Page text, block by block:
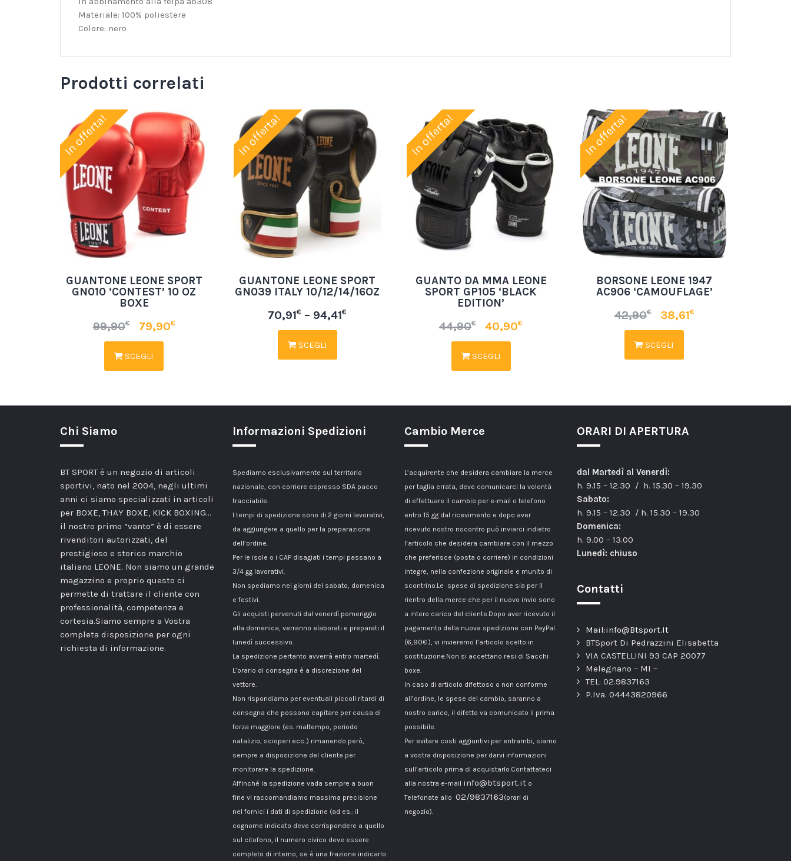
Materiale: 100% poliestere
Colore: nero
Prodotti correlati
In offerta!
GUANTONE LEONE SPORT
GN010 ‘CONTEST’ 10 OZ
BOXE
99,90€ 79,90€
SCEGLI
In offerta!
GUANTONE LEONE SPORT
GN039 ITALY 10/12/14/16OZ
70,91€ – 94,41€
SCEGLI
In offerta!
GUANTO DA MMA LEONE
SPORT GP105 ‘BLACK
EDITION’
44,90€ 40,90€
SCEGLI
In offerta!
BORSONE LEONE 1947
AC906 ‘CAMOUFLAGE’
42,90€ 38,61€
SCEGLI
Chi Siamo
BT SPORT è un negozio di articoli
sportivi, nato nel 2004, negli ultimi
anni ci siamo specializzati in articoli
per BOXE, THAY BOXE, KICK BOXING…
il nostro primo “vanto” è di essere
rivenditori autorizzati, del
prestigioso e storico marchio
italiano LEONE. Non siamo un grande
magazzino e proprio questo ci
permette di trattare il cliente con
professionalità, competenza e
cortesia.Siamo sempre a Vostra
completa disposizione per ogni
richiesta di informazione.
Informazioni Spedizioni
Spediamo esclusivamente sul territorio
nazionale, con corriere espresso SDA pacco
tracciabile.
I tempi di spedizione sono di 2 giorni lavorativi,
da aggiungere a quello per la preparazione
dell’ordine.
Per le isole o i CAP disagiati i tempi passano a
3/4 gg lavorativi.
Non spediamo nei giorni del sabato, domenica
e festivi.
Gli acquisti pervenuti dal venerdì pomeriggio
alla domenica, verranno elaborati e preparati il
lunedì successivo.
La spedizione pertanto avverrà entro martedì.
L’orario di consegna è a discrezione del
vettore.
Non rispondiamo per eventuali piccoli ritardi di
consegna che possono capitare per causa di
forza maggiore (es. maltempo, periodo
natalizio, scioperi ecc..) rimanendo però,
sempre a disposizione del cliente per
monitorare la spedizione.
Affinché la spedizione vada sempre a buon
fine vi raccomandiamo massima precisione
nel fornici i dati di spedizione (ad es.: il
cognome indicato deve corrispondere a quello
sul citofono, il numero civico deve essere
completo di interno, se è una frazione indicarlo
Cambio Merce
L’acquirente che desidera cambiare la merce
per taglia errata, deve comunicarci la volontà
di effettuare il cambio per e-mail o telefono
entro 15 gg dal ricevimento e dopo aver
ricevuto nostro riscontro può inviarci indietro
l’articolo che desidera cambiare con il mezzo
che preferisce (posta o corriere) in condizioni
integre, nella confezione originale e munito di
scontrino.Le spese di spedizione sia per il
rientro della merce che per il nuovo invio sono
a intero carico del cliente.Dopo aver ricevuto il
pagamento della nuova spedizione con PayPal
(6,90€ ), vi invieremo l’articolo scelto in
sostituzione.Non si accettano resi di Sacchi
boxe.
In caso di articolo difettoso o non conforme
all’ordine, le spese del cambio, saranno a
nostro carico, il difetto va comunicato il prima
possibile.
Per evitare costi aggiuntivi per entrambi, siamo
a vostra disposizione per darvi informazioni
sull’articolo prima di acquistarlo.Contattateci
alla nostra e-mail info@btsport.it o
Telefonate allo 02/9837163(orari di
negozio).
ORARI DI APERTURA
dal Martedì al Venerdì:
h. 9.15 – 12.30 / h. 15.30 – 19.30
Sabato:
h. 9.15 – 12.30 / h. 15.30 – 19.30
Domenica:
h. 9.00 – 13.00
Lunedì: chiuso
Contatti
Mail:info@Btsport.It
BTSport Di Pedrazzini Elisabetta
VIA CASTELLINI 93 CAP 20077
Melegnano – MI –
TEL: 02.9837163
P.Iva. 04443820966